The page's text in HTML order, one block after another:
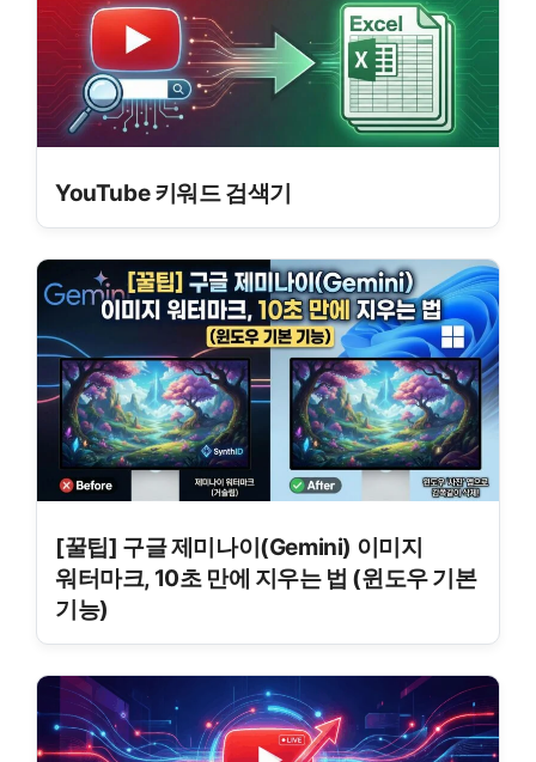
YouTube 키워드 검색기
[꿀팁] 구글 제미나이(Gemini) 이미지
워터마크, 10초 만에 지우는 법 (윈도우 기본
기능)